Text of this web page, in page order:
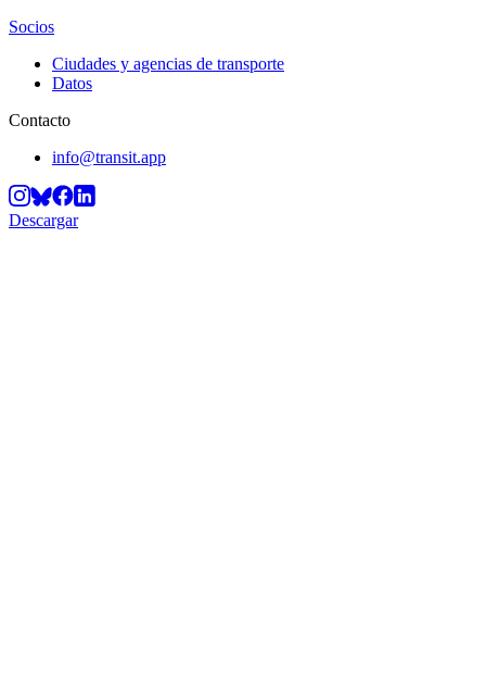
Socios
Ciudades y agencias de transporte
Datos
Contacto
info@transit.app
Descargar